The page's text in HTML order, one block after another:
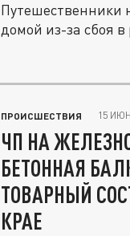
Путешественники
домой из-за сбоя
ПРОИСШЕСТВИЯ 15
ЧП НА
БЕТОННАЯ
ТОВАРНЫЙ
КРАЕ